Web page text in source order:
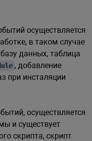
осуществляется
в таком случае
данных, таблица
, добавление
при инсталяции
осуществляется
и существует
скрипта, скрипт